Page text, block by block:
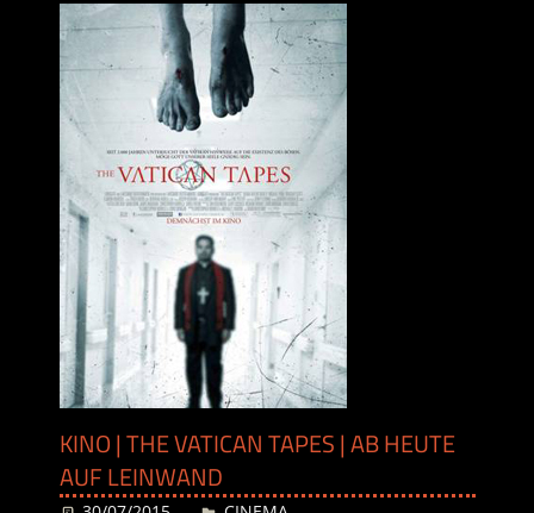
KINO | THE VATICAN TAPES | AB HEUTE
AUF LEINWAND